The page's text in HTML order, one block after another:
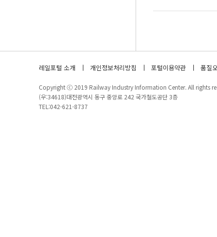
레일포털 소개 개인정보처리방침 포털이용약관 품질
Copyright ⓒ 2019 Railway Industry Information Center. All rights
(우:34618)대전광역시 동구 중앙로 242 국가철도공단 3층
TEL:042-621-8737